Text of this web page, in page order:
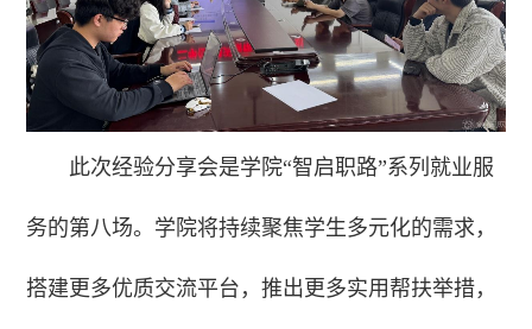
此次经验分享会是学院“智启职路”系列就业服
务的第八场。学院将持续聚焦学生多元化的需求，
搭建更多优质交流平台，推出更多实用帮扶举措，